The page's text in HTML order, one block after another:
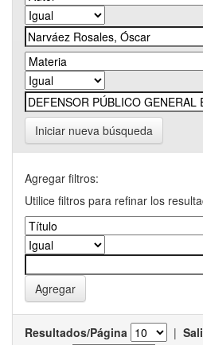
Iniciar nueva búsqueda
Agregar filtros:
Utilice filtros para refinar los
Resultados/Página |